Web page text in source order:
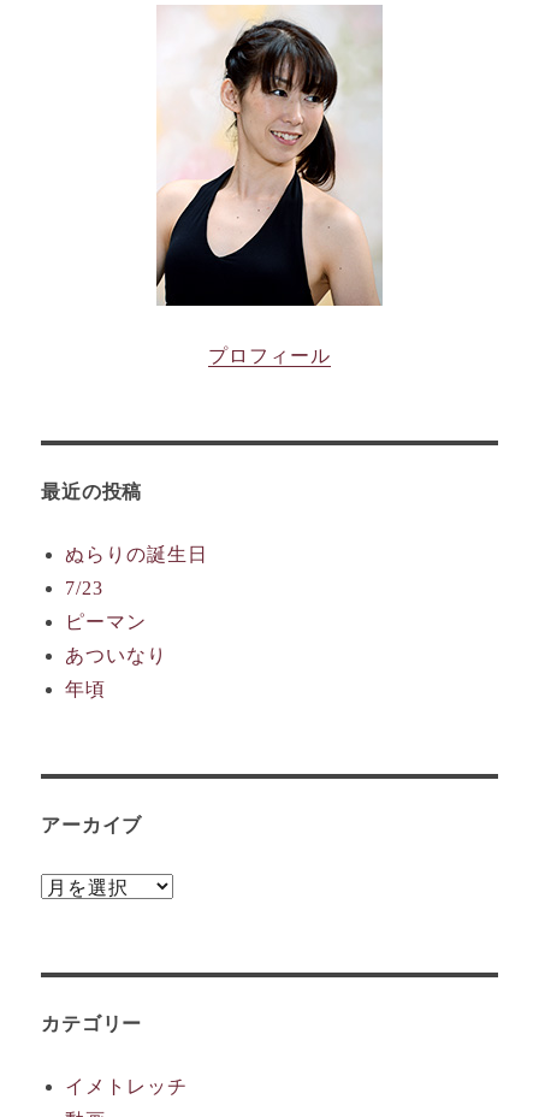
プロフィール
最近の投稿
ぬらりの誕生日
7/23
ピーマン
あついなり
年頃
アーカイブ
ア
ブ
カテゴリー
イメトレッチ